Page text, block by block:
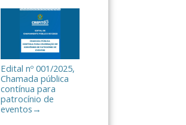
Edital nº 001/2025,
Chamada pública
contínua para
patrocínio de
eventos →